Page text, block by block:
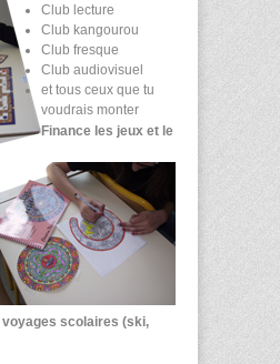
Club lecture
Club kangourou
Club fresque
Club audiovisuel
et tous ceux que tu
voudrais monter
Finance les jeux et le
voyages scolaires (ski,